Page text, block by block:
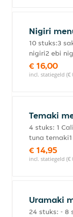
Nigiri
10 stuks:3
nigiri2 ebi
€ 16,00
incl. statiegeld (€
Temaki
4 stuks: 1
tuna
€ 14,95
incl. statiegeld (€
Uramaki
24 stuks: - 8